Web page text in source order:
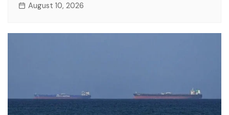
August 10, 2026